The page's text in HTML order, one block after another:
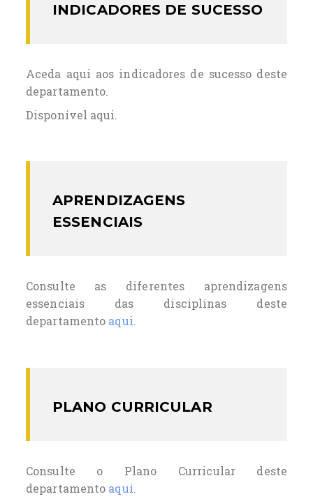
INDICADORES DE SUCESSO
Aceda aqui aos indicadores de sucesso deste
departamento.
Disponível aqui.
APRENDIZAGENS
ESSENCIAIS
Consulte as diferentes aprendizagens
essenciais das disciplinas deste
departamento aqui.
PLANO CURRICULAR
Consulte o Plano Curricular deste
departamento aqui.